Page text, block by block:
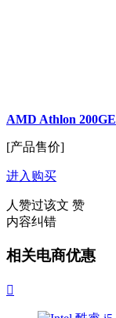
AMD Athlon 200GE
[产品售价]
进入购买
人赞过该文 赞
内容纠错
相关电商优惠
